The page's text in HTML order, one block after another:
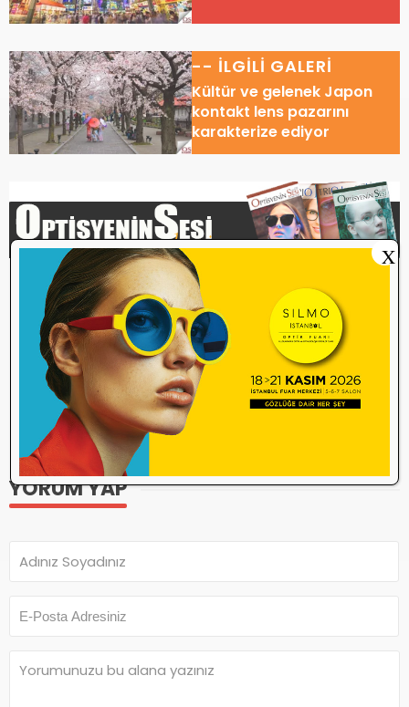
-- İLGİLİ GALERİ
Kültür ve gelenek Japon
kontakt lens pazarını
karakterize ediyor
Etiketler
Açık Fabrika Gözlük fabrikası
Gözlük üretimi
Japan
Japon El İşçiliği
Japon Gözlük Endüstrisi
Megane Ichiba
Optical Retailer
Sabae
Sürdürülebilir Üretim
YORUM YAP
X